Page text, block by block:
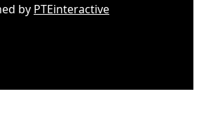
by PTEinteractive